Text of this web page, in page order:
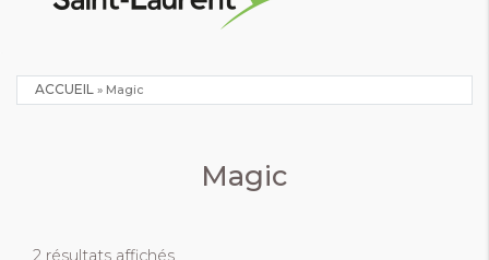
ACCUEIL » Magic
Magic
2 résultats affichés